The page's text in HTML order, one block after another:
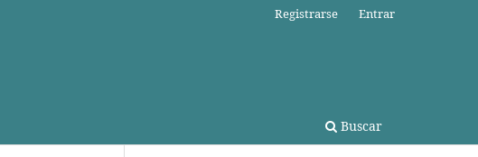
Buscar
Registrarse Entrar